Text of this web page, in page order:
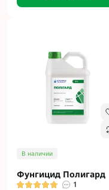
В наличии
Фунгицид Полигард
1